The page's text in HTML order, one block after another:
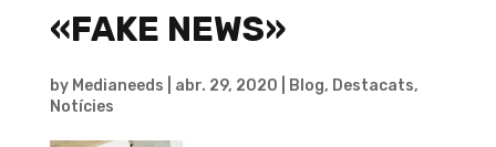
«FAKE NEWS»
by Medianeeds abr. 29, 2020 Blog, Destacats,
Notícies